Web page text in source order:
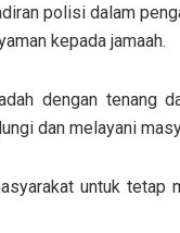
polisi dalam
kepada jamaah.
dengan tenang
dan melayani
untuk tetap